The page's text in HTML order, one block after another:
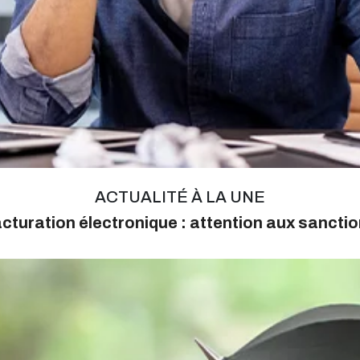
ACTUALITÉ À LA UNE
électronique : attention aux